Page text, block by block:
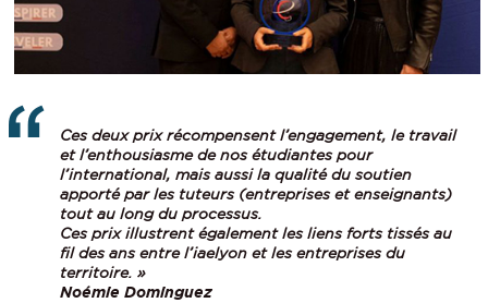
Ces deux prix récompensent l’engagement, le travail
et l’enthousiasme de nos étudiantes pour
l’international, mais aussi la qualité du soutien
apporté par les tuteurs (entreprises et enseignants)
tout au long du processus.
Ces prix illustrent également les liens forts tissés au
fil des ans entre l’iaelyon et les entreprises du
territoire. »
Noémie Dominguez